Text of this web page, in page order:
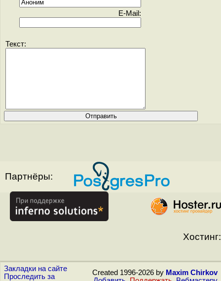
E-Mail:
Текст:
Партнёры:
Хостинг:
Закладки на сайте
Проследить за
Created 1996-2026 by Maxim Chirkov